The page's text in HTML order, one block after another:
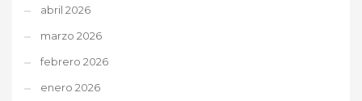
abril 2026
marzo 2026
febrero 2026
enero 2026